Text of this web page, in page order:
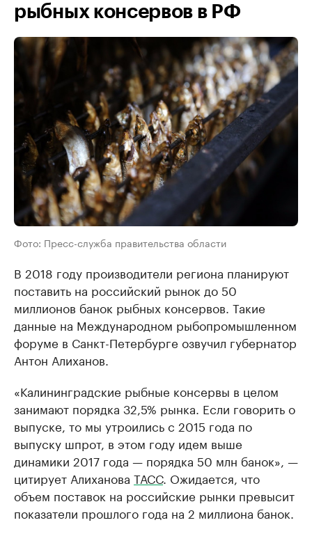
рыбных консервов в РФ
Фото: Пресс-служба правительства области
В 2018 году производители региона планируют
поставить на российский рынок до 50
миллионов банок рыбных консервов. Такие
данные на Международном рыбопромышленном
форуме в Санкт-Петербурге озвучил губернатор
Антон Алиханов.
«Калининградские рыбные консервы в целом
занимают порядка 32,5% рынка. Если говорить о
выпуске, то мы утроились с 2015 года по
выпуску шпрот, в этом году идем выше
динамики 2017 года — порядка 50 млн банок», —
цитирует Алиханова ТАСС. Ожидается, что
объем поставок на российские рынки превысит
показатели прошлого года на 2 миллиона банок.